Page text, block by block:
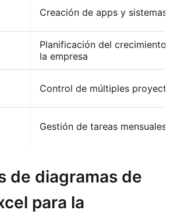
Creación de apps y sistemas
Planificación del crecimiento
la empresa
Control de múltiples
Gestión de tareas mensuales
de diagramas de
para la